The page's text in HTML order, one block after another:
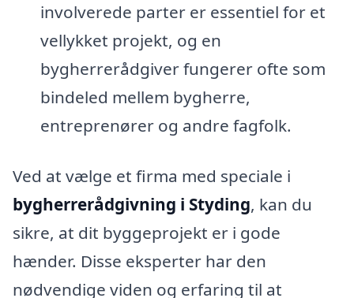
involverede parter er essentiel for et
vellykket projekt, og en
bygherrerådgiver fungerer ofte som
bindeled mellem bygherre,
entreprenører og andre fagfolk.
Ved at vælge et firma med speciale i
bygherrerådgivning i Styding, kan du
sikre, at dit byggeprojekt er i gode
hænder. Disse eksperter har den
nødvendige viden og erfaring til at